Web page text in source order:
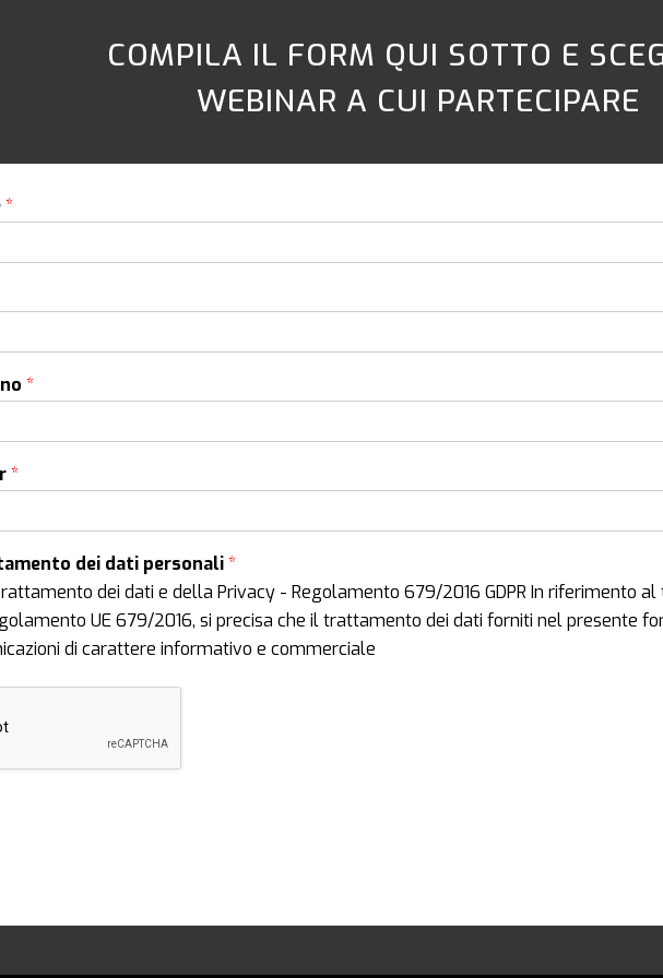
COMPILA IL FORM QUI SOTTO E
WEBINAR A CUI PARTECIPARE
*
*
*
dei dati personali*
dei dati e della Privacy - Regolamento 679/2016 GDPR In riferimento
UE 679/2016, si precisa che il trattamento dei dati forniti nel presente
di carattere informativo e commerciale